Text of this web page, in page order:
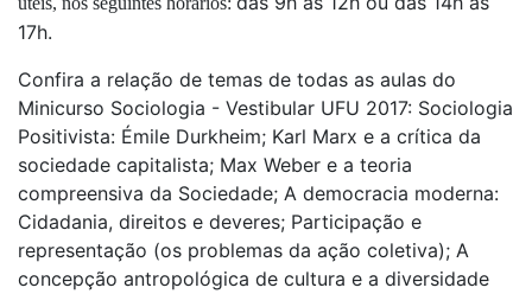
17h.
Confira a relação de temas de todas as aulas do
Minicurso Sociologia - Vestibular UFU 2017: Sociologia
Positivista: Émile Durkheim; Karl Marx e a crítica da
sociedade capitalista; Max Weber e a teoria
compreensiva da Sociedade; A democracia moderna:
Cidadania, direitos e deveres; Participação e
representação (os problemas da ação coletiva); A
concepção antropológica de cultura e a diversidade